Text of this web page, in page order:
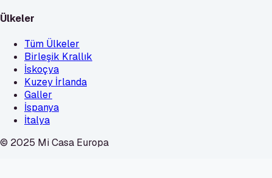
Ülkeler
Tüm Ülkeler
Birleşik Krallık
İskoçya
Kuzey İrlanda
Galler
İspanya
İtalya
© 2025 Mi Casa Europa